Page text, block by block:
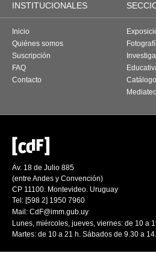
INSTITUCIONALES
Inicio
Quiénes somos
Suscripción
FAQ
Contacto
Catálogo
Av. 18 de Julio 885
(entre Andes y Convención)
CP 11100. Montevideo. Uruguay
Tel: [598 2] 1950 7960
Mail: CdF@imm.gub.uy
Lunes, miércoles, jueves, viernes: de 10 a
Martes: de 10 a 21 h. Sábados de 9.30 a